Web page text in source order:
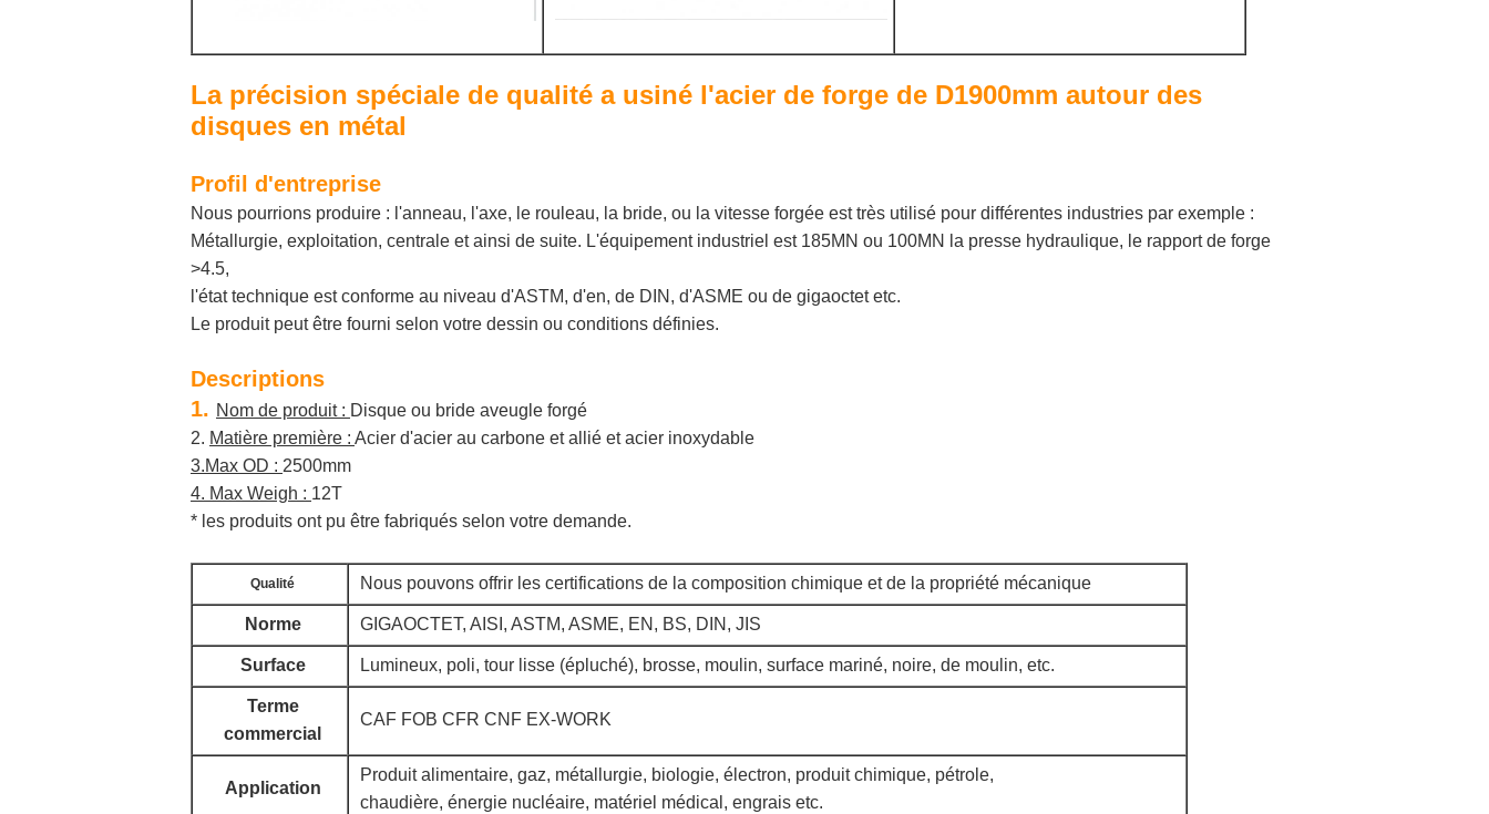
La précision spéciale de qualité a usiné l'acier de forge de D1900mm autour des
disques en métal
Profil d'entreprise
Nous pourrions produire : l'anneau, l'axe, le rouleau, la bride, ou la vitesse forgée est très utilisé pour différentes industries par exemple :
Métallurgie, exploitation, centrale et ainsi de suite. L'équipement industriel est 185MN ou 100MN la presse hydraulique, le rapport de forge
>4.5,
l'état technique est conforme au niveau d'ASTM, d'en, de DIN, d'ASME ou de gigaoctet etc.
Le produit peut être fourni selon votre dessin ou conditions définies.
Descriptions
1. Nom de produit : Disque ou bride aveugle forgé
2. Matière première : Acier d'acier au carbone et allié et acier inoxydable
3.Max OD : 2500mm
4. Max Weigh : 12T
* les produits ont pu être fabriqués selon votre demande.
Qualité Nous pouvons offrir les certifications de la composition chimique et de la propriété mécanique
Norme GIGAOCTET, AISI, ASTM, ASME, EN, BS, DIN, JIS
Surface Lumineux, poli, tour lisse (épluché), brosse, moulin, surface mariné, noire, de moulin, etc.
Terme
commercial
CAF FOB CFR CNF EX-WORK
Application
Produit alimentaire, gaz, métallurgie, biologie, électron, produit chimique, pétrole,
chaudière, énergie nucléaire, matériel médical, engrais etc.